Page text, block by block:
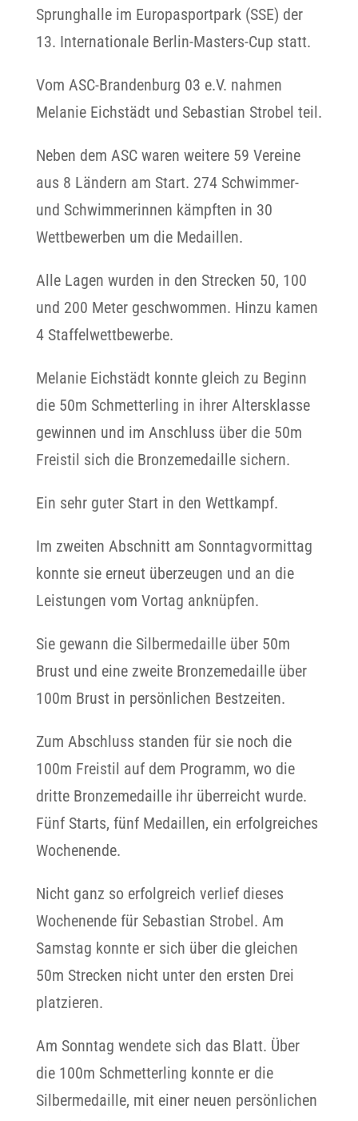
Sprunghalle im Europasportpark (SSE) der
13. Internationale Berlin-Masters-Cup statt.
Vom ASC-Brandenburg 03 e.V. nahmen
Melanie Eichstädt und Sebastian Strobel teil.
Neben dem ASC waren weitere 59 Vereine
aus 8 Ländern am Start. 274 Schwimmer-
und Schwimmerinnen kämpften in 30
Wettbewerben um die Medaillen.
Alle Lagen wurden in den Strecken 50, 100
und 200 Meter geschwommen. Hinzu kamen
4 Staffelwettbewerbe.
Melanie Eichstädt konnte gleich zu Beginn
die 50m Schmetterling in ihrer Altersklasse
gewinnen und im Anschluss über die 50m
Freistil sich die Bronzemedaille sichern.
Ein sehr guter Start in den Wettkampf.
Im zweiten Abschnitt am Sonntagvormittag
konnte sie erneut überzeugen und an die
Leistungen vom Vortag anknüpfen.
Sie gewann die Silbermedaille über 50m
Brust und eine zweite Bronzemedaille über
100m Brust in persönlichen Bestzeiten.
Zum Abschluss standen für sie noch die
100m Freistil auf dem Programm, wo die
dritte Bronzemedaille ihr überreicht wurde.
Fünf Starts, fünf Medaillen, ein erfolgreiches
Wochenende.
Nicht ganz so erfolgreich verlief dieses
Wochenende für Sebastian Strobel. Am
Samstag konnte er sich über die gleichen
50m Strecken nicht unter den ersten Drei
platzieren.
Am Sonntag wendete sich das Blatt. Über
die 100m Schmetterling konnte er die
Silbermedaille, mit einer neuen persönlichen